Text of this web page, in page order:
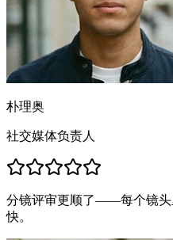
朴理奥
社交媒体负责人
分镜评审更顺了——每个镜头
快。